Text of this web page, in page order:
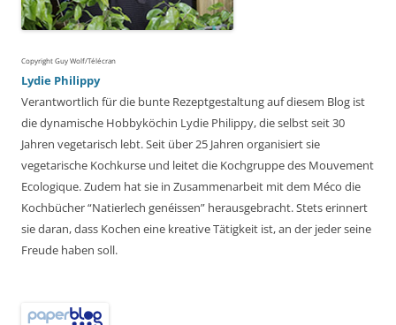
Copyright Guy Wolf/Télécran
Lydie Philippy
Verantwortlich für die bunte Rezeptgestaltung auf diesem Blog ist
die dynamische Hobbyköchin Lydie Philippy, die selbst seit 30
Jahren vegetarisch lebt. Seit über 25 Jahren organisiert sie
vegetarische Kochkurse und leitet die Kochgruppe des Mouvement
Ecologique. Zudem hat sie in Zusammenarbeit mit dem Méco die
Kochbücher “Natierlech genéissen” herausgebracht. Stets erinnert
sie daran, dass Kochen eine kreative Tätigkeit ist, an der jeder seine
Freude haben soll.